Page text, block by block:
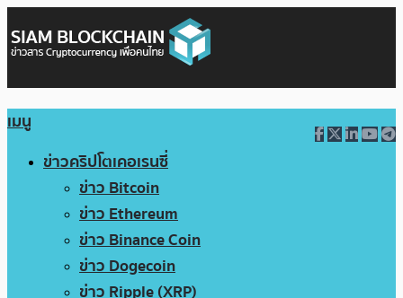
เมนู
ข่าวคริปโตเคอเรนซี่
ข่าว Bitcoin
ข่าว Ethereum
ข่าว Binance Coin
ข่าว Dogecoin
ข่าว Ripple (XRP)